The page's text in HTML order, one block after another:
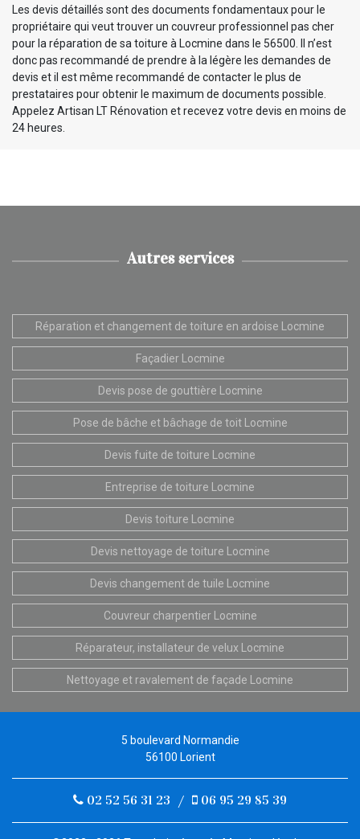
Les devis détaillés sont des documents fondamentaux pour le
propriétaire qui veut trouver un couvreur professionnel pas cher
pour la réparation de sa toiture à Locmine dans le 56500. Il n’est
donc pas recommandé de prendre à la légère les demandes de
devis et il est même recommandé de contacter le plus de
prestataires pour obtenir le maximum de documents possible.
Appelez Artisan LT Rénovation et recevez votre devis en moins de
24 heures.
Autres services
Réparation et changement de toiture en ardoise Locmine
Façadier Locmine
Devis pose de gouttière Locmine
Pose de bâche et bâchage de toit Locmine
Devis fuite de toiture Locmine
Entreprise de toiture Locmine
Devis toiture Locmine
Devis nettoyage de toiture Locmine
Devis changement de tuile Locmine
Couvreur charpentier Locmine
Réparateur, installateur de velux Locmine
Nettoyage et ravalement de façade Locmine
5 boulevard Normandie
56100 Lorient
02 52 56 31 23 / 06 95 29 85 39